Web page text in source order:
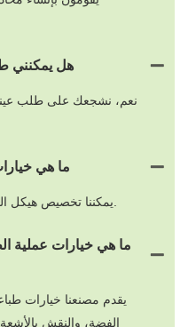
هل يمكنني
نعم، نشجعك على طلب
ما هي
ما هي خيارات عملية
يقدم مصنعنا خيارات
الفضة، والنقش